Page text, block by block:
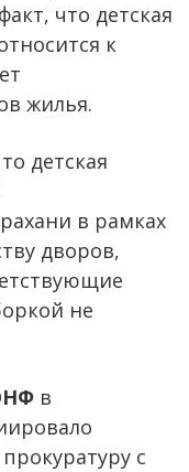
что детская
к
жилья.
детская
в рамках
дворов,
не
в
с